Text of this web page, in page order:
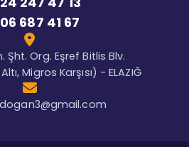
687 41 67
Şht. Org. Eşref Bitlis Blv.
Migros Karşısı) - ELAZIĞ